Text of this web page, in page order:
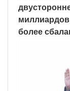
более